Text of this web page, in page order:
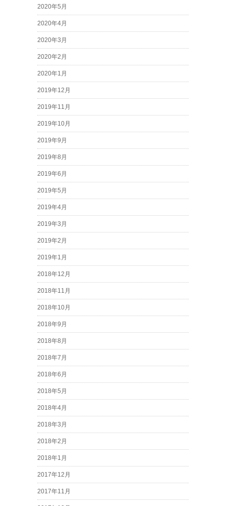
2020年5月
2020年4月
2020年3月
2020年2月
2020年1月
2019年12月
2019年11月
2019年10月
2019年9月
2019年8月
2019年6月
2019年5月
2019年4月
2019年3月
2019年2月
2019年1月
2018年12月
2018年11月
2018年10月
2018年9月
2018年8月
2018年7月
2018年6月
2018年5月
2018年4月
2018年3月
2018年2月
2018年1月
2017年12月
2017年11月